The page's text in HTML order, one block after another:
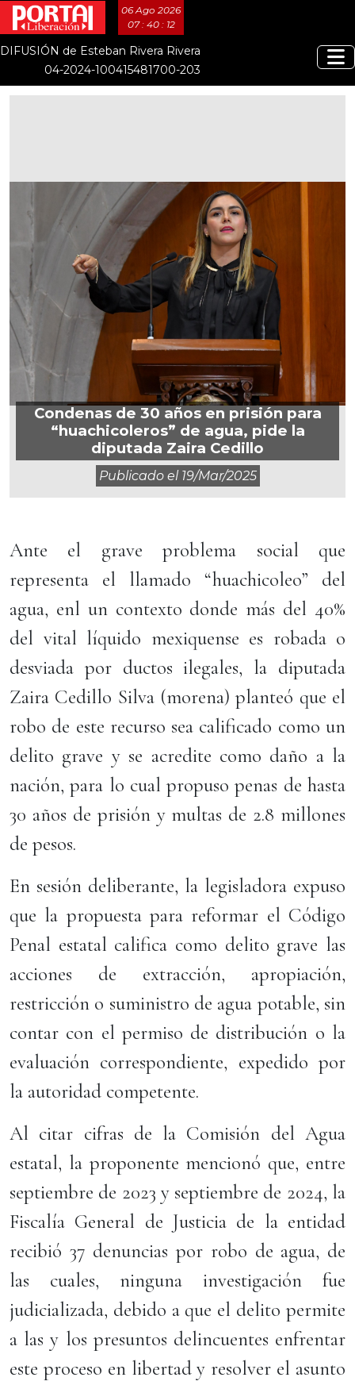
06 Ago 2026
07 : 40 : 13
DIFUSIÓN de Esteban Rivera Rivera
04-2024-100415481700-203
Condenas de 30 años en prisión para
“huachicoleros” de agua, pide la
diputada Zaira Cedillo
Publicado el 19/mar/2025
Ante el grave problema social que
representa el llamado “huachicoleo” del
agua, enl un contexto donde más del 40%
del vital líquido mexiquense es robada o
desviada por ductos ilegales, la diputada
Zaira Cedillo Silva (morena) planteó que el
robo de este recurso sea calificado como un
delito grave y se acredite como daño a la
nación, para lo cual propuso penas de hasta
30 años de prisión y multas de 2.8 millones
de pesos.
En sesión deliberante, la legisladora expuso
que la propuesta para reformar el Código
Penal estatal califica como delito grave las
acciones de extracción, apropiación,
restricción o suministro de agua potable, sin
contar con el permiso de distribución o la
evaluación correspondiente, expedido por
la autoridad competente.
Al citar cifras de la Comisión del Agua
estatal, la proponente mencionó que, entre
septiembre de 2023 y septiembre de 2024, la
Fiscalía General de Justicia de la entidad
recibió 37 denuncias por robo de agua, de
las cuales, ninguna investigación fue
judicializada, debido a que el delito permite
a las y los presuntos delincuentes enfrentar
este proceso en libertad y resolver el asunto